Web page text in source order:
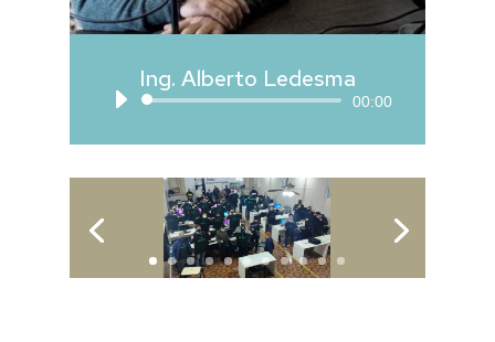
Ing. Alberto Ledesma
Reproductor
audio
00:00